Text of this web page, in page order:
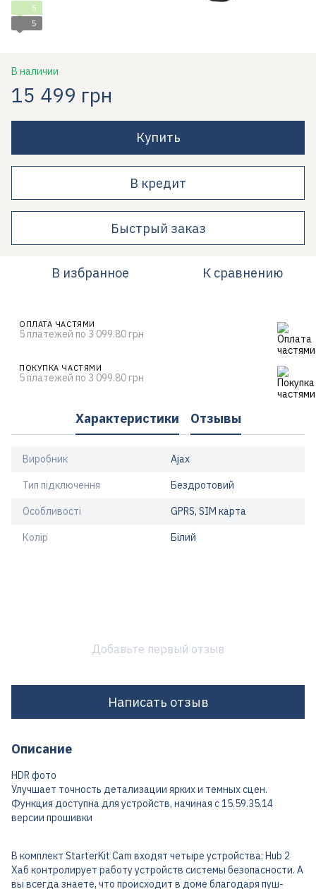
5
5
В наличии
15 499 грн
Купить
В кредит
Быстрый заказ
В избранное К сравнению
ОПЛАТА ЧАСТЯМИ
5 платежей по 3 099.80 грн
ПОКУПКА ЧАСТЯМИ
5 платежей по 3 099.80 грн
Характеристики Отзывы
Виробник Ajax
Тип підключення Бездротовий
Особливості GPRS, SIM карта
Колір Білий
Добавьте первый отзыв
Написать отзыв
Описание
HDR фото
Улучшает точность детализации ярких и темных сцен.
Функция доступна для устройств, начиная с 15.59.35.14
версии прошивки
В комплект StarterKit Cam входят четыре устройства: Hub 2
Хаб контролирует работу устройств системы безопасности. А
вы всегда знаете, что происходит в доме благодаря пуш-